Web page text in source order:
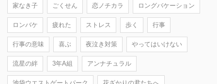
家なき子 ごくせん 恋ノチカラ ロングバケーション
ロンバケ 疲れた ストレス 歩く 行事
行事の意味 喜ぶ 夜泣き対策 やってはいけない
流星の絆 3年A組 アンナチュラル